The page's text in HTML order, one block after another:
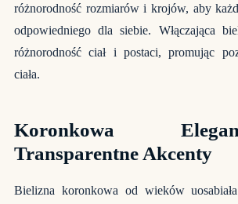
różnorodność rozmiarów i krojów, aby
odpowiedniego dla siebie. Włączająca
różnorodność ciał i postaci, promując
ciała.
Koronkowa
Transparentne Akcenty
Bielizna koronkowa od wieków